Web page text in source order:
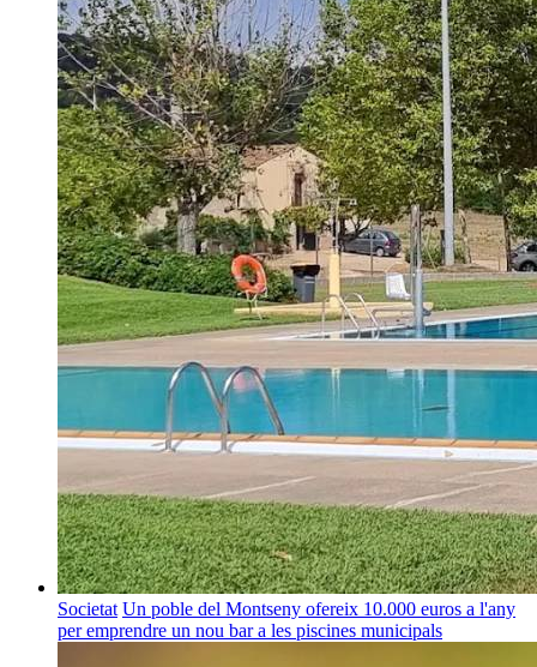
Societat Un poble del Montseny ofereix 10.000 euros a l'any
per emprendre un nou bar a les piscines municipals